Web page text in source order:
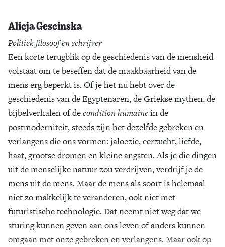
Alicja Gescinska
Politiek filosoof en schrijver
Een korte terugblik op de geschiedenis van de mensheid
volstaat om te beseffen dat de maakbaarheid van de
mens erg beperkt is. Of je het nu hebt over de
geschiedenis van de Egyptenaren, de Griekse mythen, de
bijbelverhalen of decondition humainein de
postmoderniteit, steeds zijn het dezelfde gebreken en
verlangens die ons vormen: jaloezie, eerzucht, liefde,
haat, grootse dromen en kleine angsten. Als je die dingen
uit de menselijke natuur zou verdrijven, verdrijf je de
mens uit de mens. Maar de mens als soort is helemaal
niet zo makkelijk te veranderen, ook niet met
futuristische technologie. Dat neemt niet weg dat we
sturing kunnen geven aan ons leven of anders kunnen
omgaan met onze gebreken en verlangens. Maar ook op